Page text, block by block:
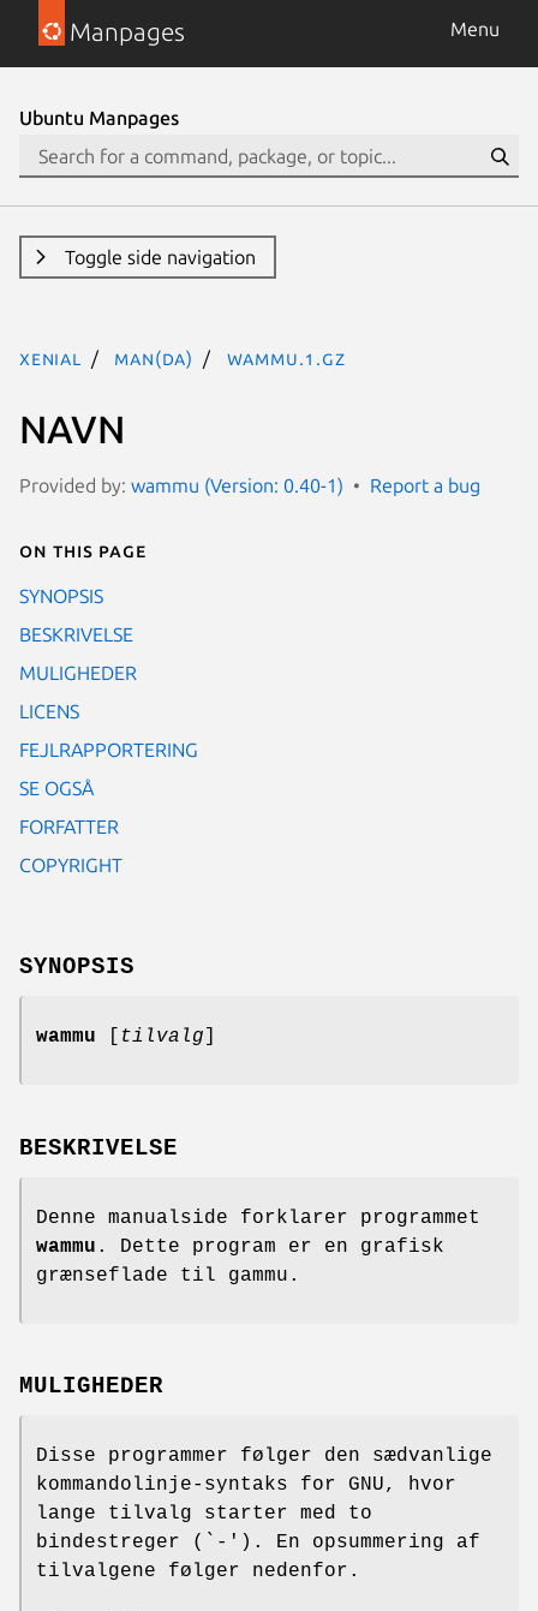
Manpages Menu
Ubuntu Manpages
Toggle side navigation
xenial man(da) wammu.1.gz
NAVN
Provided by: wammu (Version: 0.40-1) Report a bug
On this page
SYNOPSIS
BESKRIVELSE
MULIGHEDER
LICENS
FEJLRAPPORTERING
SE OGSÅ
FORFATTER
COPYRIGHT
SYNOPSIS
wammu tilvalg
BESKRIVELSE
Denne manualside forklarer programmet
wammu . Dette program er en grafisk
grænseflade til gammu.
MULIGHEDER
Disse programmer følger den sædvanlige
kommandolinje-syntaks for GNU, hvor
lange tilvalg starter med to
bindestreger (`-'). En opsummering af
tilvalgene følger nedenfor.